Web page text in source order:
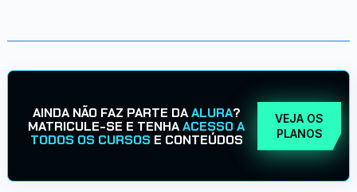
AINDA NÃO FAZ PARTE DAALURA?
MATRICULE-SE E TENHAACESSO A
TODOS OS CURSOS E CONTEÚDOS
VEJA OS
PLANOS